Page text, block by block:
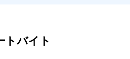
トバイト